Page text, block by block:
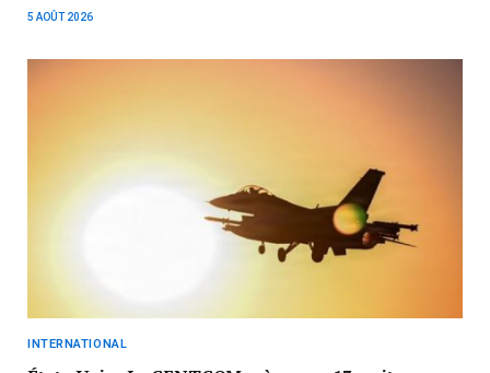
5 AOÛT 2026
INTERNATIONAL